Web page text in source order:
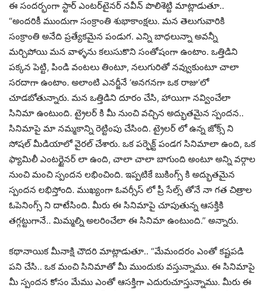
ఈ సందర్భంగా స్టార్ ఎంటర్‌టైనర్ నవీన్‌ పొలిశెట్టి మాట్లాడుతూ..
“అందరికీ ముందుగా సంక్రాంతి శుభాకాంక్షలు. మన తెలుగువారికి
సంక్రాంతి అనేది ప్రత్యేకమైన పండుగ. ఎన్ని బాధలున్నా అవన్నీ
మర్చిపోయి మన వాళ్ళను కలుసుకొని సంతోషంగా ఉంటాం. ఒత్తిడిని
పక్కన పెట్టి, పిండి వంటలు తింటూ, నలుగురితో నవ్వుకుంటూ చాలా
సరదాగా ఉంటాం. అలాంటి ఎనర్జీనే ‘అనగనగా ఒక రాజు’లో
చూడబోతున్నారు. మన ఒత్తిడిని దూరం చేసి, హాయిగా నవ్వించేలా
సినిమా ఉంటుంది. ట్రైలర్ కి మీ నుంచి వచ్చిన అద్భుతమైన స్పందన..
సినిమాపై మా నమ్మకాన్ని రెట్టింపు చేసింది. ట్రైలర్ లో ఉన్న జోక్స్ ని
సోషల్ మీడియాలో వైరల్ చేశారు. ఒక పర్ఫెక్ట్ పండగ సినిమాలా ఉంది, ఒక
ఫ్యామిలీ ఎంటర్టైనర్ లా ఉంది, చాలా చాలా బాగుంది అంటూ అన్ని వర్గాల
నుంచి మంచి స్పందన లభించింది. ఇప్పటికే బుకింగ్స్ కి అద్భుతమైన
స్పందన లభిస్తోంది. ముఖ్యంగా ఓవర్సీస్ లో ప్రీ సేల్స్ తోనే నా గత చిత్రాల
ఓపెనింగ్స్ ని దాటేసింది. మీరు ఈ సినిమాపై చూపుతున్న ఆసక్తికి
తగ్గట్టుగానే.. మిమ్మల్ని అలరించేలా ఈ సినిమా ఉంటుంది.” అన్నారు.
కథానాయిక మీనాక్షి చౌదరి మాట్లాడుతూ.. “మేమందరం ఎంతో కష్టపడి
పని చేసి.. ఒక మంచి సినిమాతో మీ ముందుకు వస్తున్నాము. ఈ సినిమాపై
మీ స్పందన కోసం మేము ఎంతో ఆసక్తిగా ఎదురుచూస్తున్నాము. మీరు ఈ